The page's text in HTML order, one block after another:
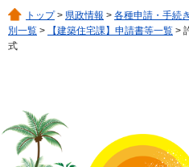
トップ> 県政情報 > 各種申請・手続
別一覧 > 【建築住宅課】申請書等一覧 >
式